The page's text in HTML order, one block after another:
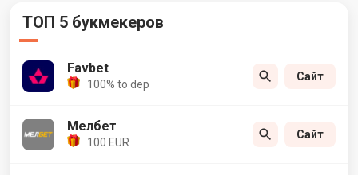
ТОП 5 букмекеров
Favbet
100% to dep
Сайт
Мелбет
100 EUR
Сайт